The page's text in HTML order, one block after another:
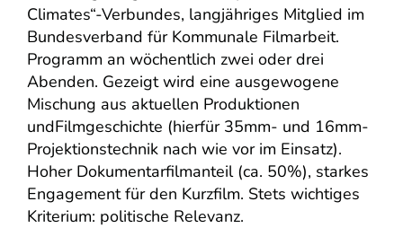
Climates“-Verbundes, langjähriges Mitglied im
Bundesverband für Kommunale Filmarbeit.
Programm an wöchentlich zwei oder drei
Abenden. Gezeigt wird eine ausgewogene
Mischung aus aktuellen Produktionen
undFilmgeschichte (hierfür 35mm- und 16mm-
Projektionstechnik nach wie vor im Einsatz).
Hoher Dokumentarfilmanteil (ca. 50%), starkes
Engagement für den Kurzfilm. Stets wichtiges
Kriterium: politische Relevanz.